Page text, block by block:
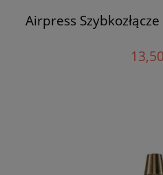
Airpress